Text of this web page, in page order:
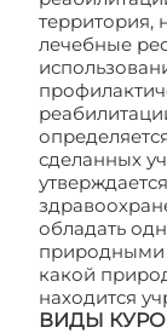
территория,
лечебные
сделанных
обладать
природными
какой
находится
ВИДЫ